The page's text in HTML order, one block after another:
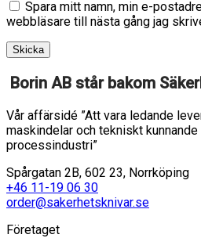
Spara mitt namn, min e-
webbläsare till nästa gång jag
Borin AB står bakom
Vår affärsidé ”Att vara ledande
maskindelar och tekniskt
processindustri”
Spårgatan 2B, 602 23, Norrköping
+46 11-19 06 30
order@sakerhetsknivar.se
Företaget